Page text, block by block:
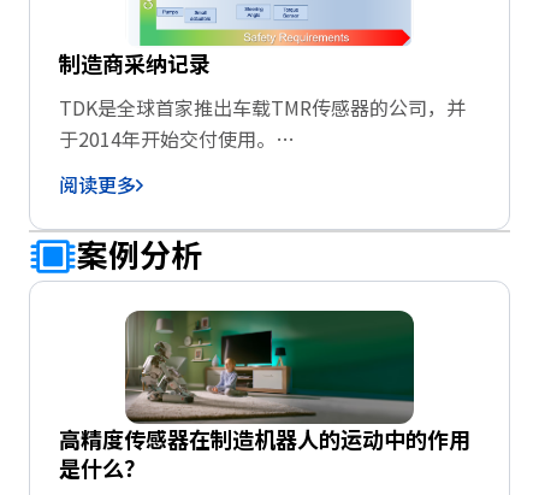
制造商采纳记录
TDK是全球首家推出车载TMR传感器的公司，并
于2014年开始交付使用。
产品广泛应用于自动化和电气化程度越来越高的
汽车领域、易污染的环境中使用的工业设备以及
需满足小型化和低功耗的民用消费领域。
作为磁性传感器，TDK TMR传感器具有出色的测
阅读更多
案例分析
高精度传感器在制造机器人的运动中的作用
是什么？